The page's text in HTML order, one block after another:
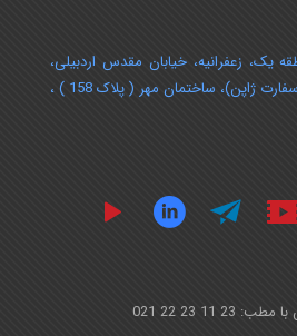
یک، زعفرانیه، خیابان مقدس اردبیلی،
ژاپن)، ساختمان مهر ( پلاک 158 ) ،
11 23 22 021